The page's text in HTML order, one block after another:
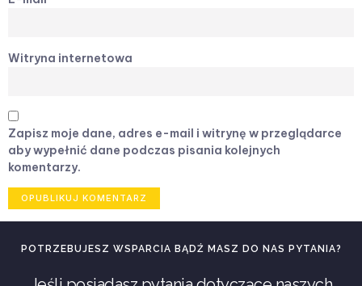
Witryna internetowa
Zapisz moje dane, adres e-mail i witrynę w przeglądarce
aby wypełnić dane podczas pisania kolejnych
komentarzy.
POTRZEBUJESZ WSPARCIA BĄDŹ MASZ DO NAS PYTANIA?